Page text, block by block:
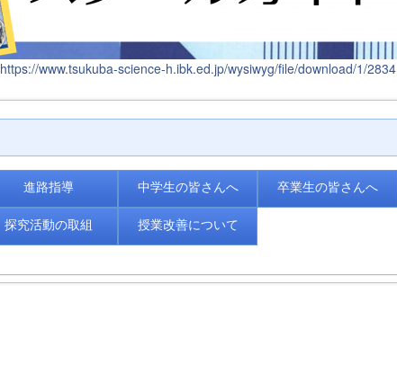
https://www.tsukuba-science-h.ibk.ed.jp/wysiwyg/file/download/1/2834
進路指導 中学生の皆さんへ 卒業生の皆さんへ
探究活動の取組 授業改善について